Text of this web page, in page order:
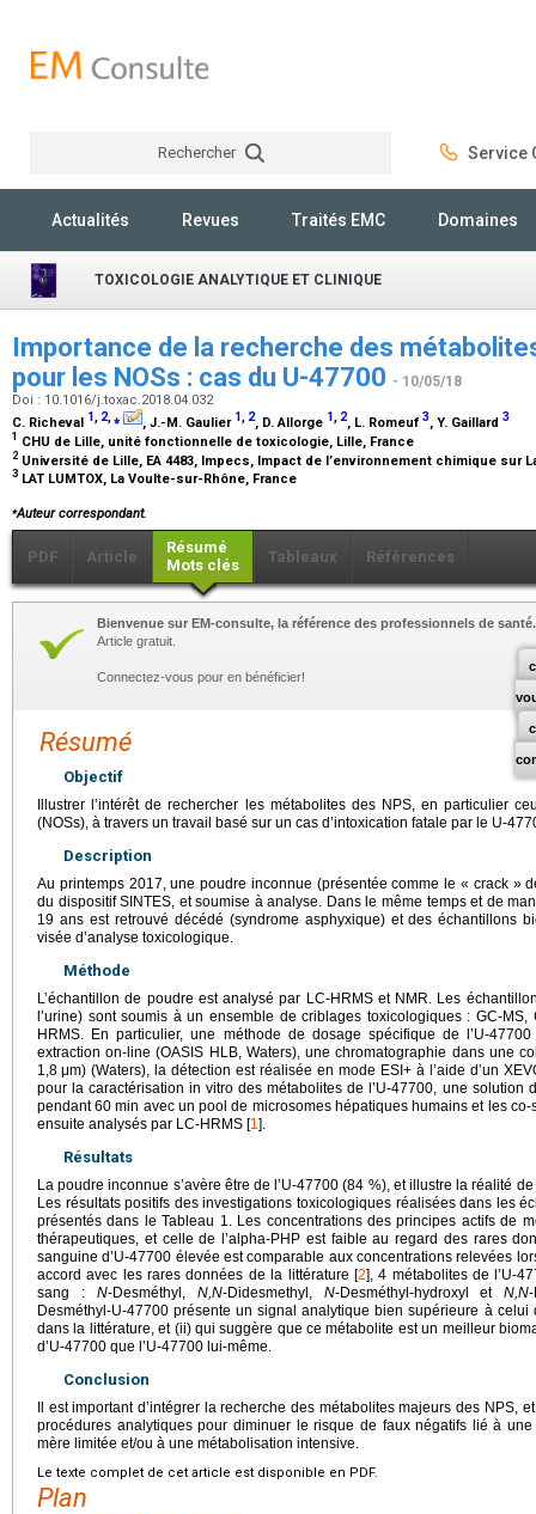
Rechercher Service
Actualités Revues Traités EMC Domaines
TOXICOLOGIE ANALYTIQUE ET CLINIQUE
Importance de la recherche des
pour les NOSs : cas du U-47700 - 10/05/18
Doi : 10.1016/j.toxac.2018.04.032
C. Richeval 1, 2,⁎ , J.-M. Gaulier 1, 2, D. Allorge 1, 2, L. Romeuf 3, Y. Gaillard 3
1 CHU de Lille, unité fonctionnelle de toxicologie, Lille, France
2 Université de Lille, EA 4483, Impecs, Impact de l’environnement chimique sur
3 LAT LUMTOX, La Voulte-sur-Rhône, France
⁎Auteur correspondant.
PDF Article
Résumé
Mots clés
Tableaux Références
Bienvenue sur EM-consulte, la référence des professionnels de santé.
Article gratuit.
Connectez-vous pour en bénéficier!
Résumé
Objectif
Illustrer l’intérêt de rechercher les métabolites des NPS, en particulier
(NOSs), à travers un travail basé sur un cas d’intoxication fatale par le U-
Description
Au printemps 2017, une poudre inconnue (présentée comme le « crack »
du dispositif SINTES, et soumise à analyse. Dans le même temps et de
19 ans est retrouvé décédé (syndrome asphyxique) et des échantillons
visée d’analyse toxicologique.
Méthode
L’échantillon de poudre est analysé par LC-HRMS et NMR. Les
l’urine) sont soumis à un ensemble de criblages toxicologiques : GC-MS,
HRMS. En particulier, une méthode de dosage spécifique de l’U-
extraction on-line (OASIS HLB, Waters), une chromatographie dans une
1,8 μm) (Waters), la détection est réalisée en mode ESI+ à l’aide d’un
pour la caractérisation in vitro des métabolites de l’U-47700, une solution
pendant 60 min avec un pool de microsomes hépatiques humains et les
ensuite analysés par LC-HRMS [1 ].
Résultats
La poudre inconnue s’avère être de l’U-47700 (84 %), et illustre la réalité
Les résultats positifs des investigations toxicologiques réalisées dans les
présentés dans le Tableau 1. Les concentrations des principes actifs de
thérapeutiques, et celle de l’alpha-PHP est faible au regard des rares
sanguine d’U-47700 élevée est comparable aux concentrations relevées
accord avec les rares données de la littérature [2], 4 métabolites de l’U-
sang : N-Desméthyl, N,N-Didesmethyl, N-Desméthyl-hydroxyl etN,N
Desméthyl-U-47700 présente un signal analytique bien supérieure à celui
dans la littérature, et (ii) qui suggère que ce métabolite est un meilleur
d’U-47700 que l’U-47700 lui-même.
Conclusion
Il est important d’intégrer la recherche des métabolites majeurs des NPS,
procédures analytiques pour diminuer le risque de faux négatifs lié à
mère limitée et/ou à une métabolisation intensive.
Le texte complet de cet article est disponible en PDF.
Plan